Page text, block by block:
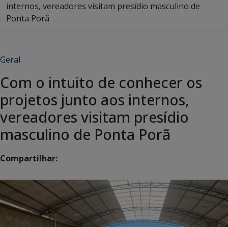
internos, vereadores visitam presídio masculino de
Ponta Porã
Geral
Com o intuito de conhecer os
projetos junto aos internos,
vereadores visitam presídio
masculino de Ponta Porã
Compartilhar: